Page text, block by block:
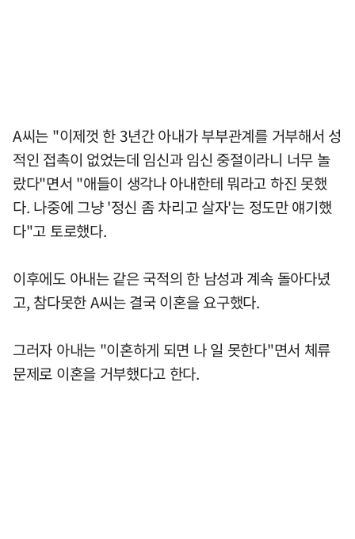
A씨는 "이제껏 한 3년간 아내가 부부관계를 거부해서 성
적인 접촉이 없었는데 임신과 임신 중절이라니 너무 놀
랐다"면서 "애들이 생각나 아내한테 뭐라고 하진 못했
다. 나중에 그냥 '정신 좀 차리고 살자'는 정도만 얘기했
다"고 토로했다.
이후에도 아내는 같은 국적의 한 남성과 계속 돌아다녔
고, 참다못한 A씨는 결국 이혼을 요구했다.
그러자 아내는 "이혼하게 되면 나 일 못한다"면서 체류
문제로 이혼을 거부했다고 한다.